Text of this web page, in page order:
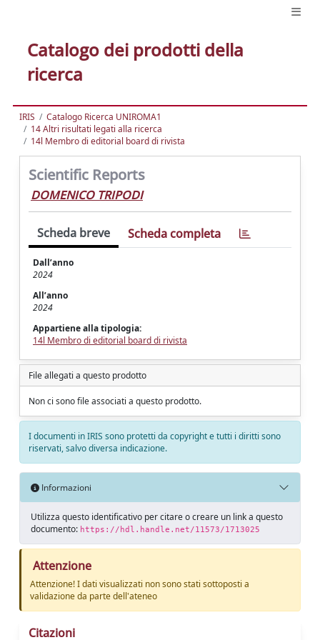
Catalogo dei prodotti della
ricerca
IRIS
Catalogo Ricerca UNIROMA1
14 Altri risultati legati alla ricerca
14l Membro di editorial board di rivista
Scientific Reports
DOMENICO TRIPODI
Scheda breve Scheda completa
Dall’anno
2024
All’anno
2024
Appartiene alla tipologia:
14l Membro di editorial board di rivista
File allegati a questo prodotto
Non ci sono file associati a questo prodotto.
I documenti in IRIS sono protetti da copyright e tutti i diritti sono
riservati, salvo diversa indicazione.
Informazioni
Utilizza questo identificativo per citare o creare un link a questo
documento: https://hdl.handle.net/11573/1713025
Attenzione
Attenzione! I dati visualizzati non sono stati sottoposti a
validazione da parte dell'ateneo
Citazioni